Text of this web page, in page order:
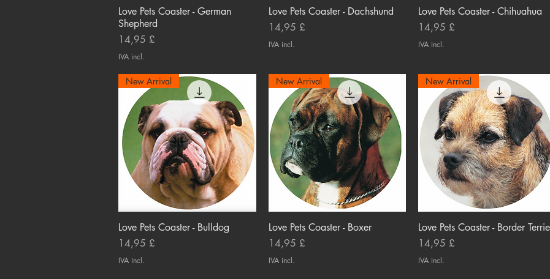
Visualização rápida
Love Pets Coaster - German
Shepherd
Preço
14,95 £
IVA incl.
Visualização rápida
Love Pets Coaster - Dachshund
Preço
14,95 £
IVA incl.
Visualização rápida
Love Pets Coaster - Chihuahua
Preço
14,95 £
IVA incl.
Visualização rápida
New Arrival
Love Pets Coaster - Bulldog
Preço
14,95 £
IVA incl.
Visualização rápida
New Arrival
Love Pets Coaster - Boxer
Preço
14,95 £
IVA incl.
Visualização rápida
New Arrival
Love Pets Coaster - Border
Preço
14,95 £
IVA incl.